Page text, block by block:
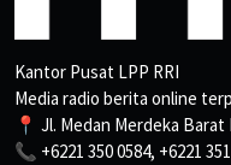
Kantor Pusat LPP RRI
Media radio berita online
📍 Jl. Medan Merdeka
📞 +6221 350 0584, +6221